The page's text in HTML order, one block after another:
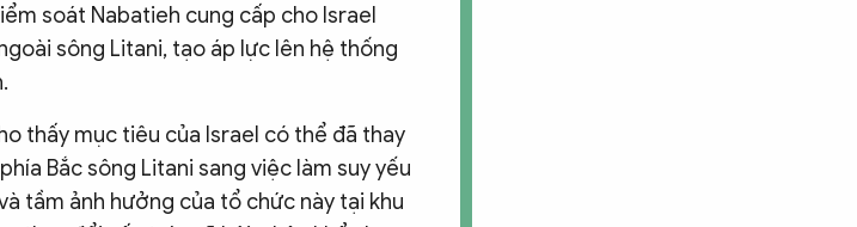
soát Nabatieh cung cấp cho Israel
sông Litani, tạo áp lực lên hệ thống
thấy mục tiêu của Israel có thể đã thay
Bắc sông Litani sang việc làm suy yếu
tầm ảnh hưởng của tổ chức này tại khu